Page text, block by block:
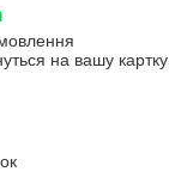
на вашу картку